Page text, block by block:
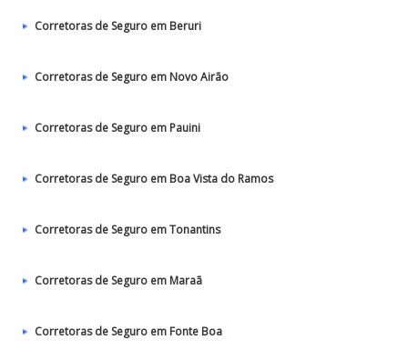
Corretoras de Seguro em Beruri
Corretoras de Seguro em Novo Airão
Corretoras de Seguro em Pauini
Corretoras de Seguro em Boa Vista do Ramos
Corretoras de Seguro em Tonantins
Corretoras de Seguro em Maraã
Corretoras de Seguro em Fonte Boa